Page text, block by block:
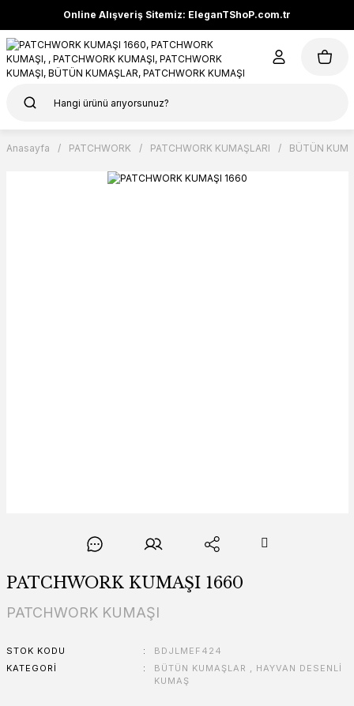
Online Alışveriş Sitemiz: EleganTShoP.com.tr
Anasayfa PATCHWORK PATCHWORK KUMAŞLARI BÜTÜN
PATCHWORK KUMAŞI 1660
PATCHWORK KUMAŞI
STOK KODU
BDJLMEF424
KATEGORI
BÜTÜN KUMAŞLAR , HAYVAN DESENLİ
KUMAŞ